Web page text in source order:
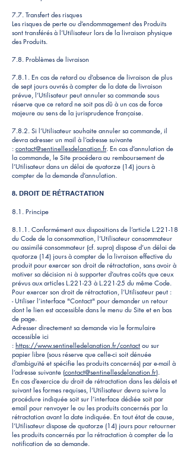
7.7. Transfert des risques
Les risques de perte ou d’endommagement des Produits
sont transférés à l’Utilisateur lors de la livraison physique
des Produits.
7.8. Problèmes de livraison
7.8.1. En cas de retard ou d’absence de livraison de plus
de sept jours ouvrés à compter de la date de livraison
prévue, l’Utilisateur peut annuler sa commande sous
réserve que ce retard ne soit pas dû à un cas de force
majeure au sens de la jurisprudence française.
7.8.2. Si l’Utilisateur souhaite annuler sa commande, il
devra adresser un mail à l’adresse suivante
: contact@sentinellesdelanation.fr. En cas d’annulation de
la commande, le Site procédera au remboursement de
l’Utilisateur dans un délai de quatorze (14) jours à
compter de la demande d’annulation.
8. DROIT DE RÉTRACTATION
8.1. Principe
8.1.1. Conformément aux dispositions de l’article L.221-18
du Code de la consommation, l’Utilisateur consommateur
ou assimilé consommateur (cf. supra) dispose d’un délai de
quatorze (14) jours à compter de la livraison effective du
produit pour exercer son droit de rétractation, sans avoir à
motiver sa décision ni à supporter d’autres coûts que ceux
prévus aux articles L.221-23 à L.221-25 du même Code.
Pour exercer son droit de rétractation, l’Utilisateur peut :
- Utiliser l’interface "Contact" pour demander un retour
dont le lien est accessible dans le menu du Site et en bas
de page.
Adresser directement sa demande via le formulaire
accessible ici
: https://www.sentinelledelanation.fr/contact ou sur
papier libre (sous réserve que celle-ci soit dénuée
d’ambiguïté et spécifie les produits concernés) par e-mail à
l’adresse suivante (contact@sentinellesdelanation.fr).
En cas d’exercice du droit de rétractation dans les délais et
suivant les formes requises, l’Utilisateur devra suivre la
procédure indiquée soit sur l’interface dédiée soit par
email pour renvoyer le ou les produits concernés par la
rétractation avant la date indiquée. En tout état de cause,
l’Utilisateur dispose de quatorze (14) jours pour retourner
les produits concernés par la rétractation à compter de la
notification de sa demande.